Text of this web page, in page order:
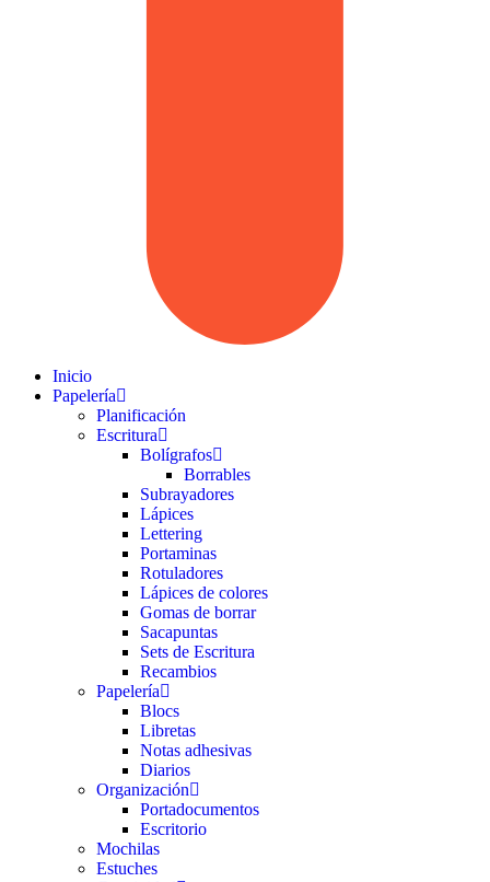
Inicio
Papelería
Planificación
Escritura
Bolígrafos
Borrables
Subrayadores
Lápices
Lettering
Portaminas
Rotuladores
Lápices de colores
Gomas de borrar
Sacapuntas
Sets de Escritura
Recambios
Papelería
Blocs
Libretas
Notas adhesivas
Diarios
Organización
Portadocumentos
Escritorio
Mochilas
Estuches